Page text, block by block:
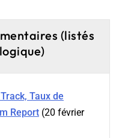
(listés
Taux de
Report(20 février